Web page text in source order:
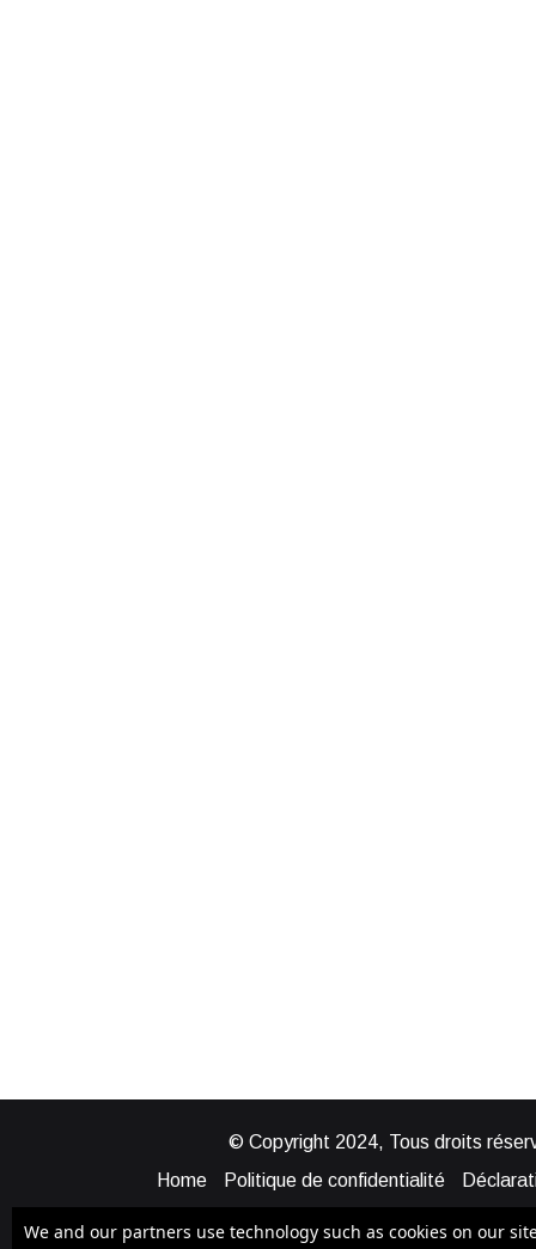
© Copyright 2024, Tous droits
Home
Politique de confidentialité
We and our partners use technology such as cookies on our